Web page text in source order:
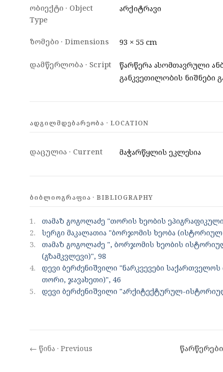
ობიექტი · Object
Type
არქიტრავი
ზომები · Dimensions 93 × 55 cm
დამწერლობა · Script
წარწერა ასომთავრული
განკვეთილობის ნიშნები
ᲐᲓᲒᲘᲚᲛᲓᲔᲑᲐᲠᲔᲝᲑᲐ · LOCATION
დაცულია · Current მაჭარწყლის ეკლესია
ᲑᲘᲑᲚᲘᲝᲒᲠᲐᲤᲘᲐ · BIBLIOGRAPHY
1.
თამაზ გოგოლაძე "თორის ხეობის
2.
სერგი მაკალათია "ბორჯომის ხეობა
3.
თამაზ გოგოლაძე ", ბორჯომის ხეობის
(გზამკვლევი)", 98
4.
დევი ბერძენიშვილი "ნარკვევები
თორი, ჯავახეთი)", 46
5.
დევი ბერძენიშვილი "არქიტექტურულ-
← წინა · Previous წარწერები